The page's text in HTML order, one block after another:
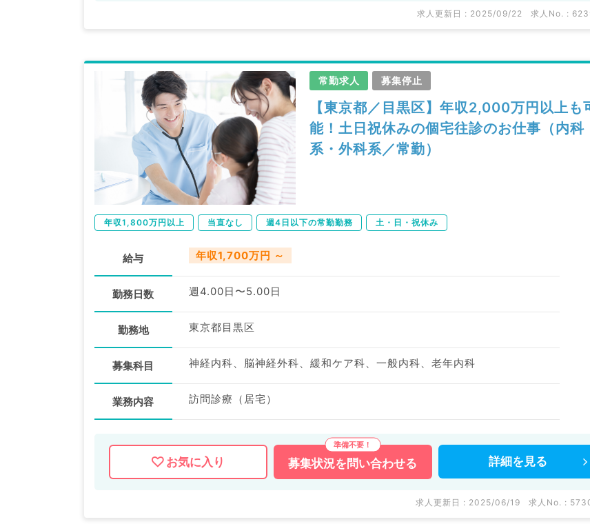
求人更新日 : 2025/09/22 求人No. :
常勤求人 募集停止
【東京都／目黒区】年収2,000万円以上も
能！土日祝休みの個宅往診のお仕事（内科
系・外科系／常勤）
年収1,800万円以上 当直なし 週4日以下の常勤勤務 土・日・祝休み
給与 年収1,700万円 ～
勤務日数 週4.00日〜5.00日
勤務地 東京都目黒区
募集科目 神経内科、脳神経外科、緩和ケア科、一般内科、老年内科
業務内容 訪問診療（居宅）
お気に入り 募集状況を 問い合わせる 詳細を 見る
求人更新日 : 2025/06/19 求人No. :